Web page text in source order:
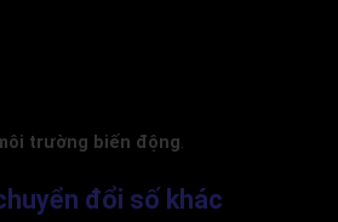
trường biến động.
đổi số khác